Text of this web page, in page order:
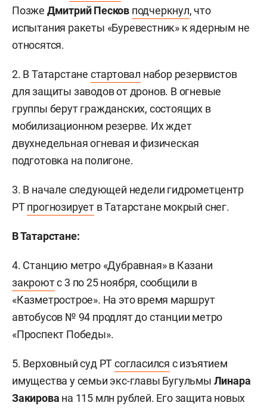
Позже Дмитрий Песков подчеркнул, что
испытания ракеты «Буревестник» к ядерным не
относятся.
2. В Татарстане стартовал набор резервистов
для защиты заводов от дронов. В огневые
группы берут гражданских, состоящих в
мобилизационном резерве. Их ждет
двухнедельная огневая и физическая
подготовка на полигоне.
3. В начале следующей недели гидрометцентр
РТпрогнозирует в Татарстане мокрый снег.
В Татарстане:
4. Станцию метро «Дубравная» в Казани
закроютс 3 по 25 ноября, сообщили в
«Казметрострое». На это время маршрут
автобусов № 94 продлят до станции метро
«Проспект Победы».
5. Верховный суд РТсогласился с изъятием
имущества у семьи экс-главы Бугульмы Линара
Закирова на 115 млн рублей. Его защита новых